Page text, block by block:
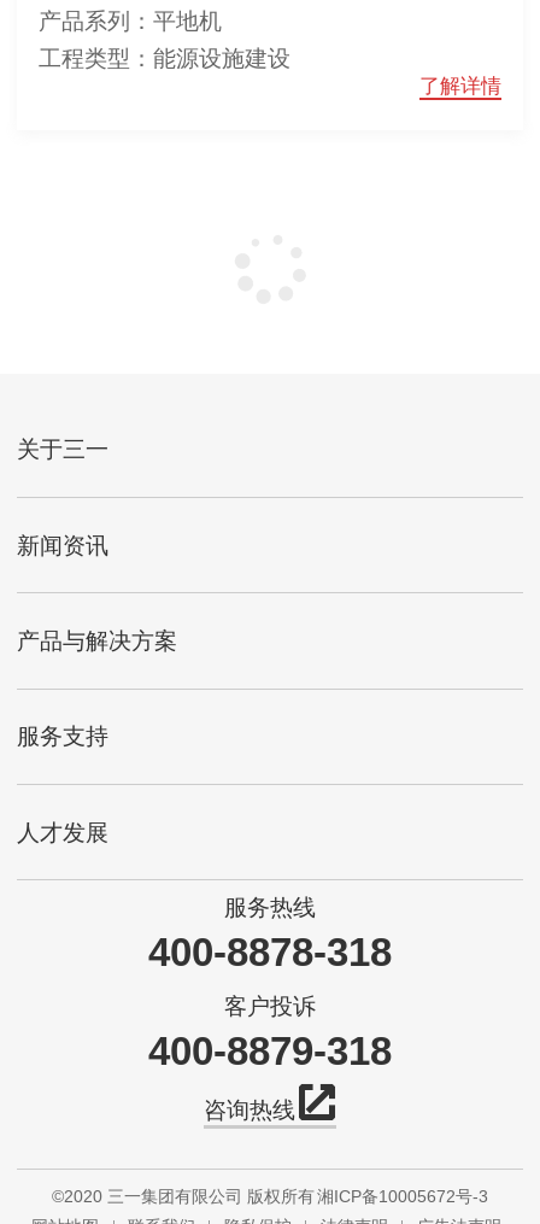
产品系列：平地机
工程类型：能源设施建设
了解详情
关于三一
新闻资讯
产品与解决方案
服务支持
人才发展
服务热线
400-8878-318
客户投诉
400-8879-318
咨询热线
©2020 三一集团有限公司 版权所有湘ICP备10005672号-3